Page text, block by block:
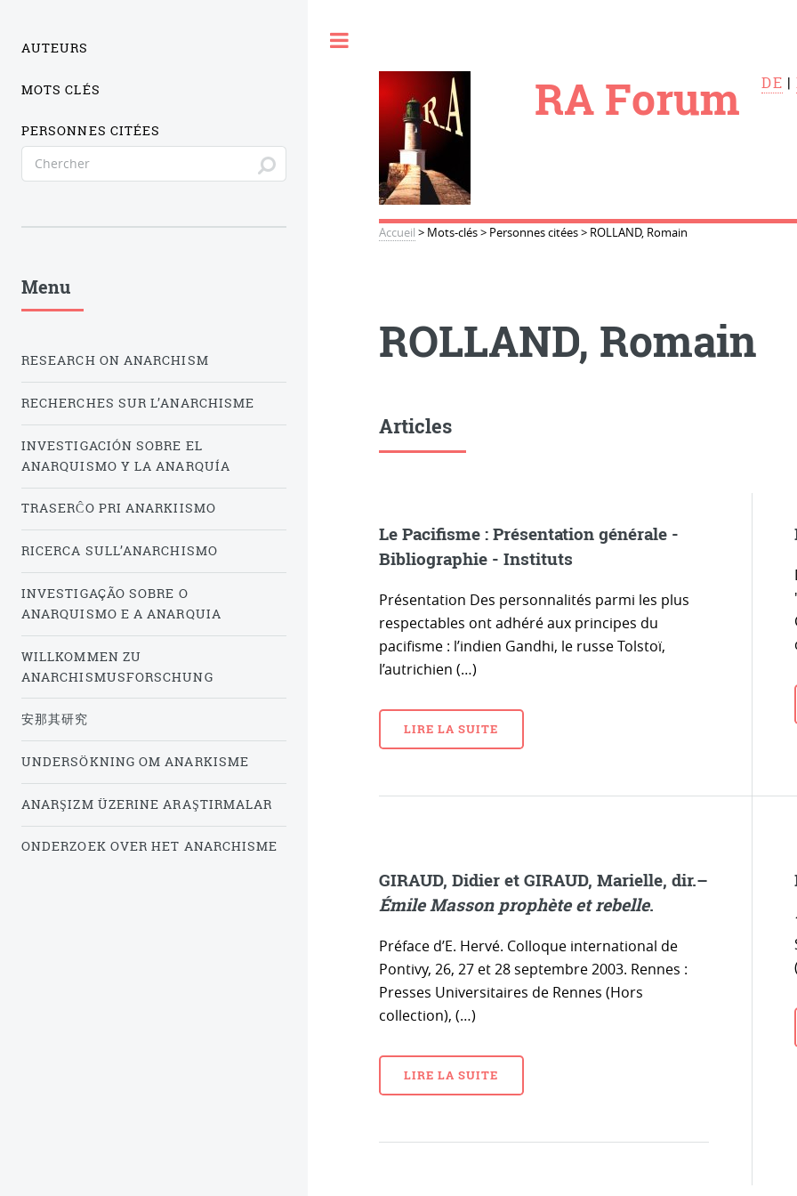
RA Forum DE |
Accueil > Mots-clés> Personnes citées> ROLLAND, Romain
ROLLAND, Romain
Articles
Le Pacifisme : Présentation générale -
Bibliographie - Instituts
Présentation Des personnalités parmi les plus
respectables ont adhéré aux principes du
pacifisme : l’indien Gandhi, le russe Tolstoï,
l’autrichien (…)
LIRE LA SUITE
GIRAUD, Didier et GIRAUD, Marielle, dir.–
Émile Masson prophète et rebelle.
Préface d’E. Hervé. Colloque international de
Pontivy, 26, 27 et 28 septembre 2003. Rennes :
Presses Universitaires de Rennes (Hors
collection), (…)
LIRE LA SUITE
AUTEURS
MOTS CLÉS
PERSONNES CITÉES
Menu
RESEARCH ON ANARCHISM
RECHERCHES SUR L’ANARCHISME
INVESTIGACIÓN SOBRE EL
ANARQUISMO Y LA ANARQUÍA
TRASERĈO PRI ANARKIISMO
RICERCA SULL’ANARCHISMO
INVESTIGAÇÃO SOBRE O
ANARQUISMO E A ANARQUIA
WILLKOMMEN ZU
ANARCHISMUSFORSCHUNG
安那其研究
UNDERSÖKNING OM ANARKISME
ANARŞIZM ÜZERINE ARAŞTIRMALAR
ONDERZOEK OVER HET ANARCHISME